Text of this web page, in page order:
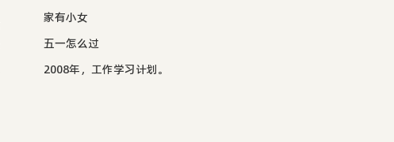
家有小女
五一怎么过
2008年，工作学习计划。